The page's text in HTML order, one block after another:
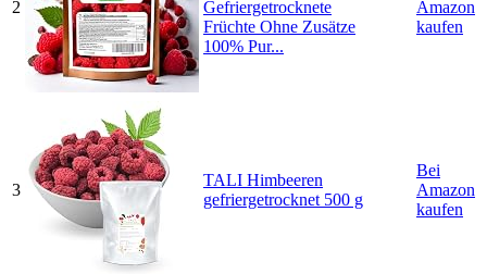
2
Gefriergetrocknete
Früchte Ohne Zusätze
100% Pur...
Amazon
kaufen
3
TALI Himbeeren
gefriergetrocknet 500 g
Bei
Amazon
kaufen